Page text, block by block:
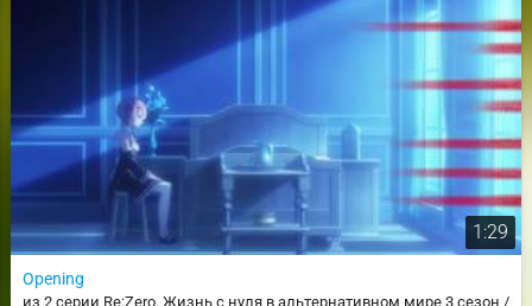
1:29
Opening
из 2 серии Re:Zero. Жизнь с нуля в альтернативном мире 3 сезон /